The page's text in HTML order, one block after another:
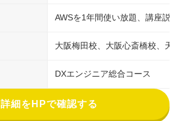
AWSを1年間使い放題、講座説
大阪梅田校、大阪心斎橋校、天
DXエンジニア総合コース
詳細をHPで確認する